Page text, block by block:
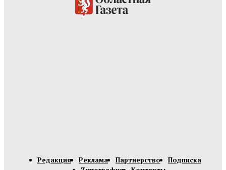
Редакция Реклама Партнерство
Подписка